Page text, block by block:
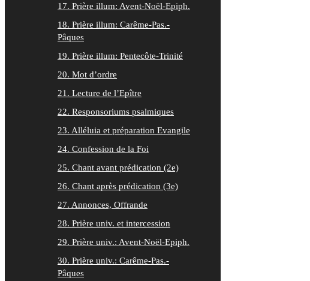
17. Prière illum: Avent-Noël-Epiph.
18. Prière illum: Carême-Pas.-
Pâques
19. Prière illum: Pentecôte-Trinité
20. Mot d’ordre
21. Lecture de l’Epître
22. Responsoriums psalmiques
23. Alléluia et préparation Evangile
24. Confession de la Foi
25. Chant avant prédication (2e)
26. Chant après prédication (3e)
27. Annonces, Offrande
28. Prière univ. et intercession
29. Prière univ.: Avent-Noël-Epiph.
30. Prière univ.: Carême-Pas.-
Pâques